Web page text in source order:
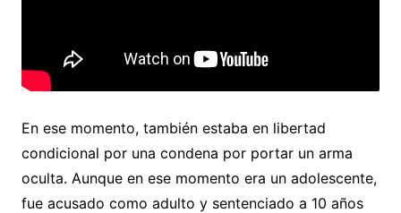
En ese momento, también estaba en libertad
condicional por una condena por portar un arma
oculta. Aunque en ese momento era un adolescente,
fue acusado como adulto y sentenciado a 10 años